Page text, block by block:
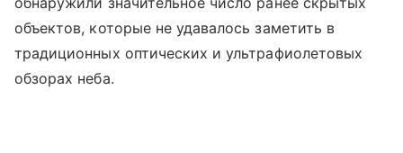
объектов, которые не удавалось заметить в
традиционных оптических и ультрафиолетовых
обзорах неба.